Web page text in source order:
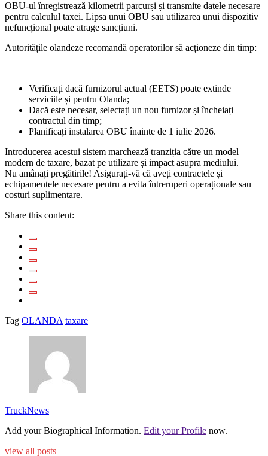
OBU-ul înregistrează kilometrii parcurși și transmite datele necesare
pentru calculul taxei. Lipsa unui OBU sau utilizarea unui dispozitiv
nefuncțional poate atrage sancțiuni.
Autoritățile olandeze recomandă operatorilor să acționeze din timp:
Verificați dacă furnizorul actual (EETS) poate extinde
serviciile și pentru Olanda;
Dacă este necesar, selectați un nou furnizor și încheiați
contractul din timp;
Planificați instalarea OBU înainte de 1 iulie 2026.
Introducerea acestui sistem marchează tranziția către un model
modern de taxare, bazat pe utilizare și impact asupra mediului.
Nu amânați pregătirile! Asigurați-vă că aveți contractele și
echipamentele necesare pentru a evita întreruperi operaționale sau
costuri suplimentare.
Share this content:
Tag OLANDA taxare
TruckNews
Add your Biographical Information. Edit your Profile now.
view all posts